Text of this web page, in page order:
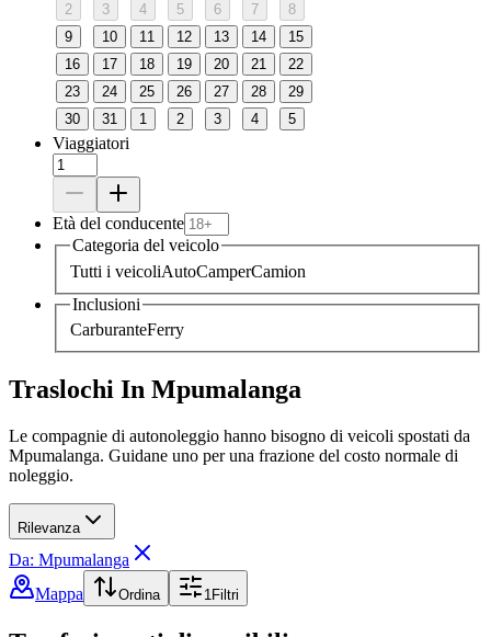
2
3 4 5 6 7
8
9
10 11 12 13 14
15
16
17 18 19 20 21
22
23
24 25 26 27 28
29
30
31 1 2 3 4 5
Viaggiatori
Età del conducente
Categoria del veicolo
Tutti i veicoliAutoCamperCamion
Inclusioni
CarburanteFerry
Traslochi In Mpumalanga
Le compagnie di autonoleggio hanno bisogno di veicoli spostati da
Mpumalanga. Guidane uno per una frazione del costo normale di
noleggio.
Rilevanza
Da: Mpumalanga
Mappa
Ordina 1Filtri